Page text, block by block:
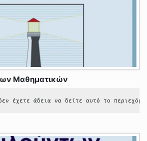
Μαθηματικών
έχετε άδεια να δείτε αυτό το